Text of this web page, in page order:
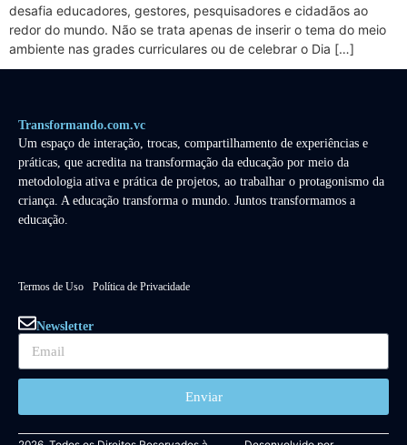
desafia educadores, gestores, pesquisadores e cidadãos ao
redor do mundo. Não se trata apenas de inserir o tema do meio
ambiente nas grades curriculares ou de celebrar o Dia […]
Transformando.com.vc
Um espaço de interação, trocas, compartilhamento de experiências e
práticas, que acredita na transformação da educação por meio da
metodologia ativa e prática de projetos, ao trabalhar o protagonismo da
criança. A educação transforma o mundo. Juntos transformamos a
educação.
Termos de Uso Política de Privacidade
Newsletter
Enviar